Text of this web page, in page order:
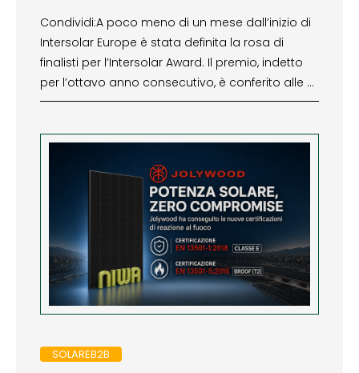
Condividi:A poco meno di un mese dall’inizio di
Intersolar Europe è stata definita la rosa di
finalisti per l’Intersolar Award. Il premio, indetto
per l’ottavo anno consecutivo, è conferito alle …
SOLAREB2B